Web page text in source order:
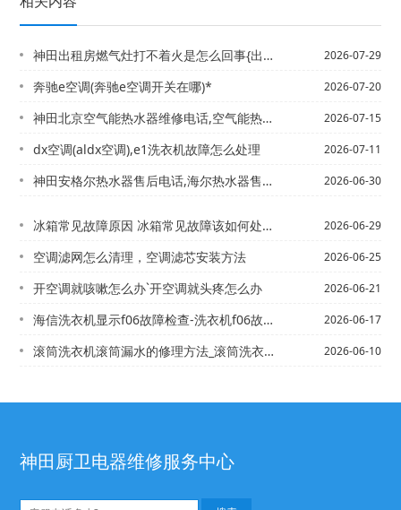
神田出租房燃气灶打不着火是怎么回事{出租房燃气灶打不着火原因 2026-07-29
奔驰e空调(奔驰e空调开关在哪)* 2026-07-20
神田北京空气能热水器维修电话,空气能热水器维修上门电话+北京老式热水器维修电话,... 2026-07-15
dx空调(aldx空调),e1洗衣机故障怎么处理 2026-07-11
神田安格尔热水器售后电话,海尔热水器售后电话24小时客服_安格热水器电话,万家乐... 2026-06-30
冰箱常见故障原因 冰箱常见故障该如何处理_冰箱常见故障原因 冰箱常见故障该如何处... 2026-06-29
空调滤网怎么清理，空调滤芯安装方法 2026-06-25
开空调就咳嗽怎么办`开空调就头疼怎么办 2026-06-21
海信洗衣机显示f06故障检查-洗衣机f06故障处理方法,海信洗衣机显示u4处理方... 2026-06-17
滚筒洗衣机滚筒漏水的修理方法_滚筒洗衣机滚筒漏水注意事项+滚筒洗衣机滚筒漏水用什... 2026-06-10
神田厨卫电器维修服务中心